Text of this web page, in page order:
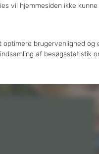
vil hjemmesiden ikke
optimere brugervenlighed
af besøgsstatistik